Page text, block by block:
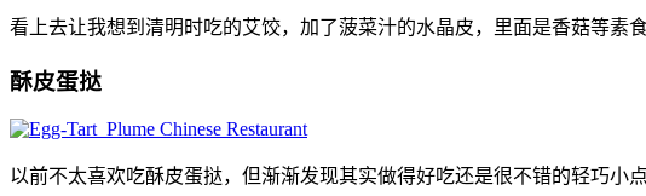
看上去让我想到清明时吃的艾饺，加了菠菜汁的水晶皮，里面是香菇等素
酥皮蛋挞
以前不太喜欢吃酥皮蛋挞，但渐渐发现其实做得好吃还是很不错的轻巧小